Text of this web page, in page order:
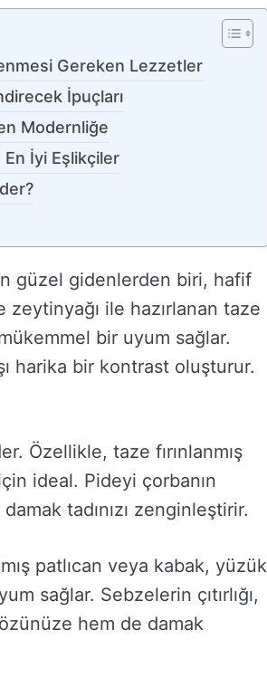
Gereken Lezzetler
İpuçları
Modernliğe
En İyi Eşlikçiler
güzel gidenlerden biri, hafif
ile hazırlanan taze
bir uyum sağlar.
harika bir kontrast oluşturur.
Özellikle, taze fırınlanmış
ideal. Pideyi çorbanın
tadınızı zenginleştirir.
patlıcan veya kabak, yüzük
sağlar. Sebzelerin çıtırlığı,
hem de damak